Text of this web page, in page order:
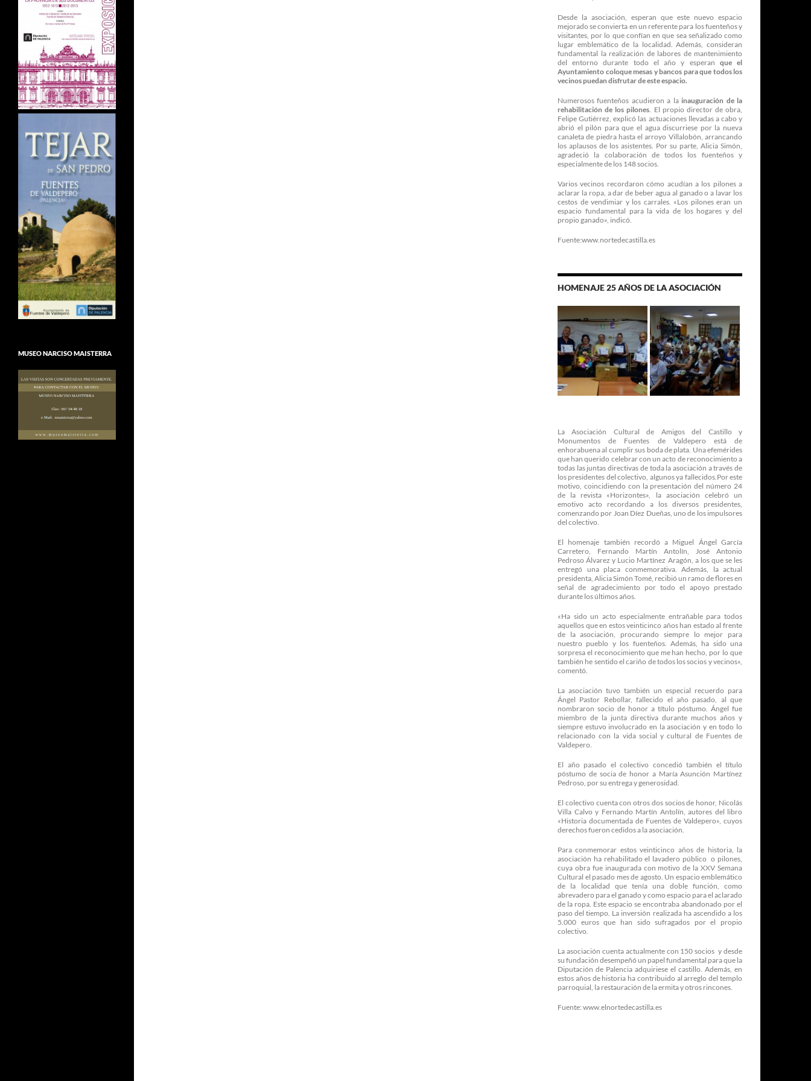
Desde la asociación, esperan que este nuevo espacio
mejorado se convierta en un referente para los fuenteños y
visitantes, por lo que confían en que sea señalizado como
lugar emblemático de la localidad. Además, consideran
fundamental la realización de labores de mantenimiento
del entorno durante todo el año y esperan que el
Ayuntamiento coloque mesas y bancos para que todos los
vecinos puedan disfrutar de este espacio.
Numerosos fuenteños acudieron a la inauguración de la
rehabilitación de los pilones . El propio director de obra,
Felipe Gutiérrez, explicó las actuaciones llevadas a cabo y
abrió el pilón para que el agua discurriese por la nueva
canaleta de piedra hasta el arroyo Villalobón, arrancando
los aplausos de los asistentes. Por su parte, Alicia Simón,
agradeció la colaboración de todos los fuenteños y
especialmente de los 148 socios.
Varios vecinos recordaron cómo acudían a los pilones a
aclarar la ropa, a dar de beber agua al ganado o a lavar los
cestos de vendimiar y los carrales. «Los pilones eran un
espacio fundamental para la vida de los hogares y del
propio ganado», indicó.
Fuente:www.nortedecastilla.es
HOMENAJE 25 AÑOS DE LA ASOCIACIÓN
La Asociación Cultural de Amigos del Castillo y
Monumentos de Fuentes de Valdepero está de
enhorabuena al cumplir sus boda de plata. Una efemérides
que han querido celebrar con un acto de reconocimiento a
todas las juntas directivas de toda la asociación a través de
los presidentes del colectivo, algunos ya fallecidos.Por este
motivo, coincidiendo con la presentación del número 24
de la revista «Horizontes», la asociación celebró un
emotivo acto recordando a los diversos presidentes,
comenzando por Joan Díez Dueñas, uno de los impulsores
del colectivo.
El homenaje también recordó a Miguel Ángel García
Carretero, Fernando Martín Antolín, José Antonio
Pedroso Álvarez y Lucio Martínez Aragón, a los que se les
entregó una placa conmemorativa. Además, la actual
presidenta, Alicia Simón Tomé, recibió un ramo de flores en
señal de agradecimiento por todo el apoyo prestado
durante los últimos años.
«Ha sido un acto especialmente entrañable para todos
aquellos que en estos veinticinco años han estado al frente
de la asociación, procurando siempre lo mejor para
nuestro pueblo y los fuenteños. Además, ha sido una
sorpresa el reconocimiento que me han hecho, por lo que
también he sentido el cariño de todos los socios y vecinos»,
comentó.
La asociación tuvo también un especial recuerdo para
Ángel Pastor Rebollar, fallecido el año pasado, al que
nombraron socio de honor a título póstumo. Ángel fue
miembro de la junta directiva durante muchos años y
siempre estuvo involucrado en la asociación y en todo lo
relacionado con la vida social y cultural de Fuentes de
Valdepero.
El año pasado el colectivo concedió también el título
póstumo de socia de honor a María Asunción Martínez
Pedroso, por su entrega y generosidad.
El colectivo cuenta con otros dos socios de honor, Nicolás
Villa Calvo y Fernando Martín Antolín, autores del libro
«Historia documentada de Fuentes de Valdepero», cuyos
derechos fueron cedidos a la asociación.
Para conmemorar estos veinticinco años de historia, la
asociación ha rehabilitado el lavadero público o pilones,
cuya obra fue inaugurada con motivo de la XXV Semana
Cultural el pasado mes de agosto. Un espacio emblemático
de la localidad que tenía una doble función, como
abrevadero para el ganado y como espacio para el aclarado
de la ropa. Este espacio se encontraba abandonado por el
paso del tiempo. La inversión realizada ha ascendido a los
5.000 euros que han sido sufragados por el propio
colectivo.
La asociación cuenta actualmente con 150 socios y desde
su fundación desempeñó un papel fundamental para que la
Diputación de Palencia adquiriese el castillo. Además, en
estos años de historia ha contribuido al arreglo del templo
parroquial, la restauración de la ermita y otros rincones.
Fuente: www.elnortedecastilla.es
MUSEO NARCISO MAISTERRA